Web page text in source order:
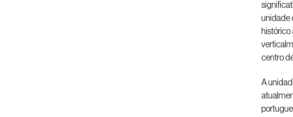
unidade
centro
A